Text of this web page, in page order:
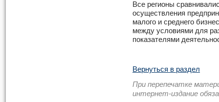
Все регионы
осуществления
малого и среднего
между условиями для
показателями
Вернуться в раздел
При перепечатке
интернет-издание